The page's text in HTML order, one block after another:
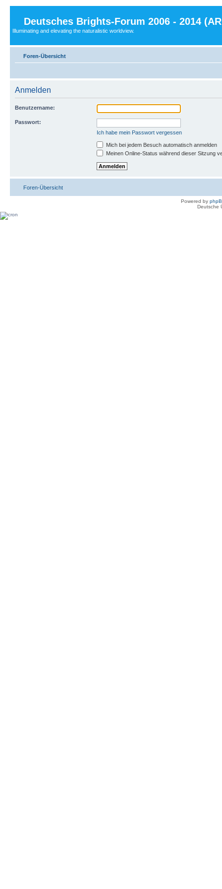
Deutsches Brights-Forum 2006 - 2014
Illuminating and elevating the naturalistic worldview.
Foren-Übersicht
Anmelden
Benutzername:
Passwort:
Ich habe mein Passwort vergessen
Mich bei jedem Besuch automatisch anmelden
Meinen Online-Status während dieser Sitzung
Foren-Übersicht
Powered by
Deutsche